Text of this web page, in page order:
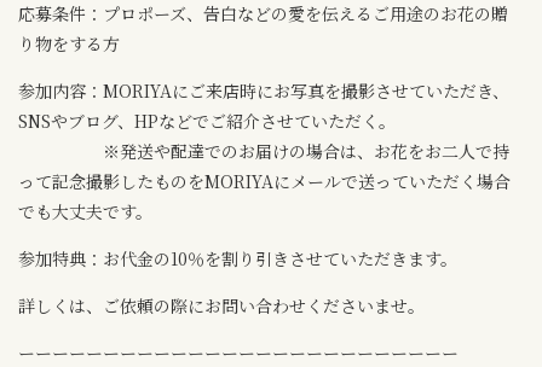
応募条件：プロポーズ、告白などの愛を伝えるご用途のお花の贈
り物をする方
参加内容：MORIYAにご来店時にお写真を撮影させていただき、
SNSやブログ、HPなどでご紹介させていただく。
※発送や配達でのお届けの場合は、お花をお二人で持
って記念撮影したものをMORIYAにメールで送っていただく場合
でも大丈夫です。
参加特典：お代金の10％を割り引きさせていただきます。
詳しくは、ご依頼の際にお問い合わせくださいませ。
ーーーーーーーーーーーーーーーーーーーーーーーーーー